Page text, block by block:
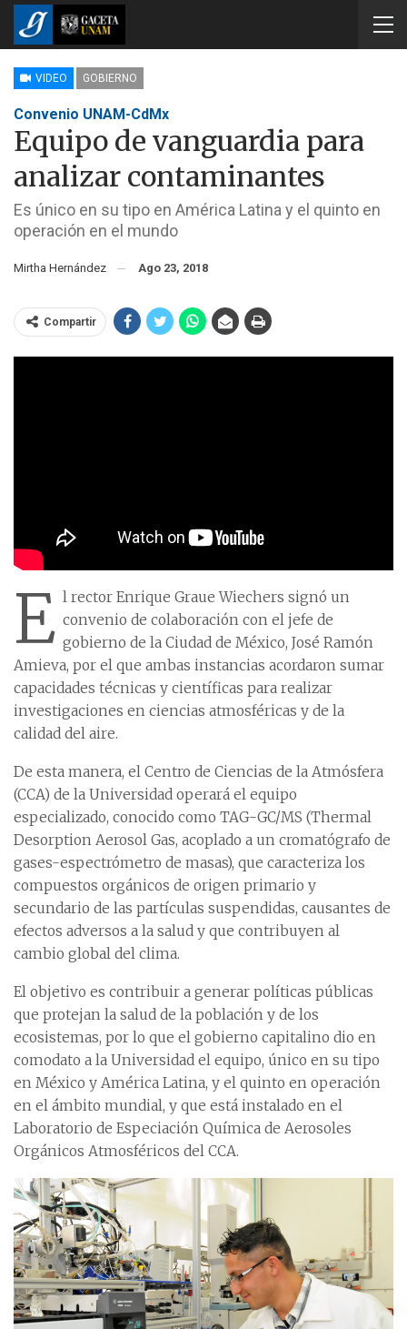
VIDEO GOBIERNO
Convenio UNAM-CdMx
Equipo de vanguardia para
analizar contaminantes
Es único en su tipo en América Latina y el quinto en
operación en el mundo
Mirtha Hernández Ago 23, 2018
Compartir
E l rector Enrique Graue Wiechers signó un
convenio de colaboración con el jefe de
gobierno de la Ciudad de México, José Ramón
Amieva, por el que ambas instancias acordaron sumar
capacidades técnicas y científicas para realizar
investigaciones en ciencias atmosféricas y de la
calidad del aire.
De esta manera, el Centro de Ciencias de la Atmósfera
(CCA) de la Universidad operará el equipo
especializado, conocido como TAG-GC/MS (Thermal
Desorption Aerosol Gas, acoplado a un cromatógrafo de
gases-espectrómetro de masas), que caracteriza los
compuestos orgánicos de origen primario y
secundario de las partículas suspendidas, causantes de
efectos adversos a la salud y que contribuyen al
cambio global del clima.
El objetivo es contribuir a generar políticas públicas
que protejan la salud de la población y de los
ecosistemas, por lo que el gobierno capitalino dio en
comodato a la Universidad el equipo, único en su tipo
en México y América Latina, y el quinto en operación
en el ámbito mundial, y que está instalado en el
Laboratorio de Especiación Química de Aerosoles
Orgánicos Atmosféricos del CCA.